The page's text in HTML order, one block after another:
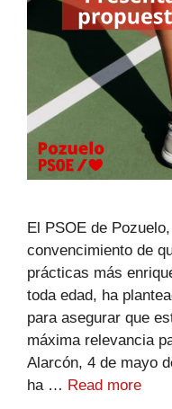
El PSOE de
convencimiento de
prácticas más
toda edad, ha
para asegurar que
máxima relevancia
Alarcón, 4 de mayo
ha … Read more